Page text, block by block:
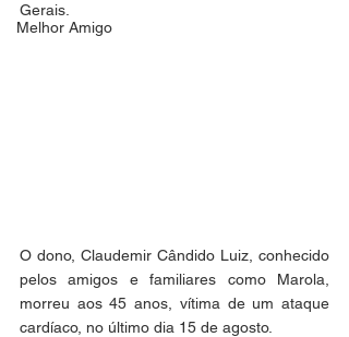
Melhor Amigo
Gerais.
O dono, Claudemir Cândido Luiz, conhecido
pelos amigos e familiares como Marola,
morreu aos 45 anos, vítima de um ataque
cardíaco, no último dia 15 de agosto.